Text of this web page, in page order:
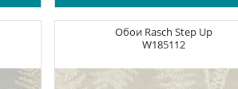
Обои Rasch Step Up
W185112